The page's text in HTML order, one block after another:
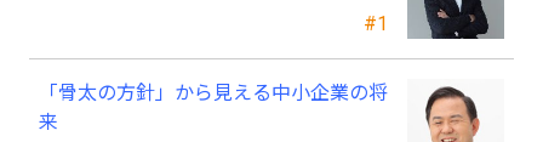
#1
業経営者が今、見直すべき採用・業務・
「骨太の方針」から見える中小企業の将
来